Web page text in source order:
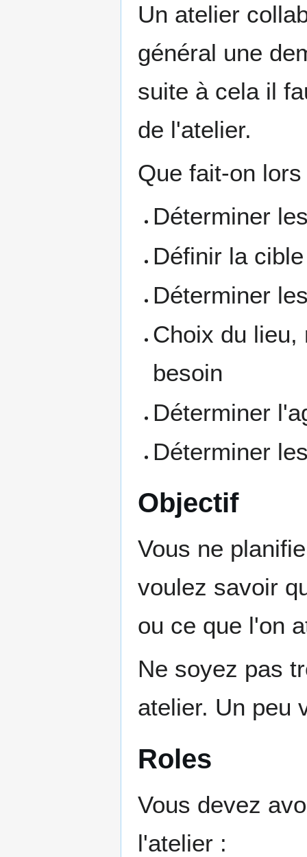
Un atelier
général une
suite à cela il
de l'atelier.
Que fait-on
Déterminer
Définir la cible
Déterminer
Choix du lieu,
besoin
Déterminer
Déterminer
Objectif
Vous ne
voulez savoir
ou ce que l'on
Ne soyez pas
atelier. Un peu
Roles
Vous devez
l'atelier :